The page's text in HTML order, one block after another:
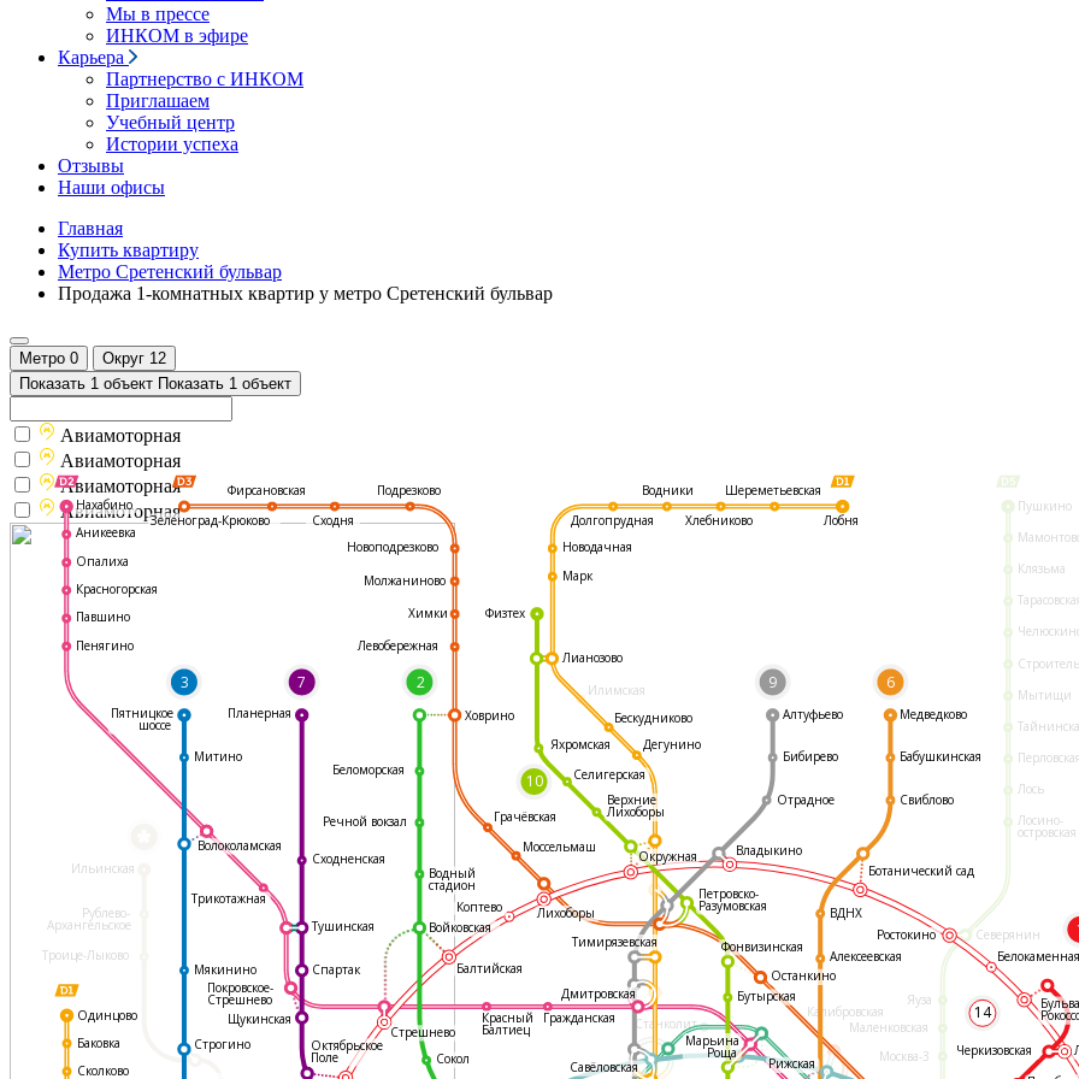
Мы в прессе
ИНКОМ в эфире
Карьера
Партнерство с ИНКОМ
Приглашаем
Учебный центр
Истории успеха
Отзывы
Наши офисы
Главная
Купить квартиру
Метро Сретенский бульвар
Продажа 1-комнатных квартир у метро Сретенский бульвар
Метро 0 Округ 12
Показать 1 объект Показать 1 объект
Илимская
Пушкино
Клязьма
Мытищи
Лось
Лосино-
островская
Северянин
Яуза
Маленковская
Москва-3
Ильинская
Рублево-
Архангельское
Троице-Лыково
Калибровская
Станколит
3 7
14
2 9 6
10
Фирсановская
Сходня
Подрезково
Новоподрезково
Молжаниново
Химки
Левобережная
Ховрино
Грачёвская
Моссельмаш
Останкино
Медведково
Бабушкинская
Свиблово
ВДНХ
Алексеевская
Рижская
Сокол
Красный
Балтиец
Гражданская
Дмитровская
Коптево Лихоборы
Балтийская
Войковская
Водный
стадион
Сходненская
Трикотажная
Волоколамская
Тушинская
Мякинино
Строгино
Митино
Нахабино
Аникеевка
Опалиха
Красногорская
Павшино
Пенягино
Одинцово
Баковка
Сколково
Пятницкое
шоссе
Планерная
Спартак
Стрешнево
Щукинская
Октябрьское
Поле
Окружная
Дегунино
Бескудниково
Верхние
Лихоборы
Селигерская
Физтех
Яхромская
Марк
Лианозово
Новодачная
Речной вокзал
Беломорская
Долгопрудная
Водники
Хлебниково
Шереметьевская
Лобня
Тимирязевская
Марьина
Роща
Савёловская
Фонвизинская
Бутырская
Петровско-
Разумовская
Покровское-
Стрешнево
Бибирево
Отрадное
Владыкино
Ботанический сад
Алтуфьево
Ростокино
Черкизовская
Зеленоград-Крюково
Авиамоторная
Авиамоторная
Авиамоторная
Авиамоторная